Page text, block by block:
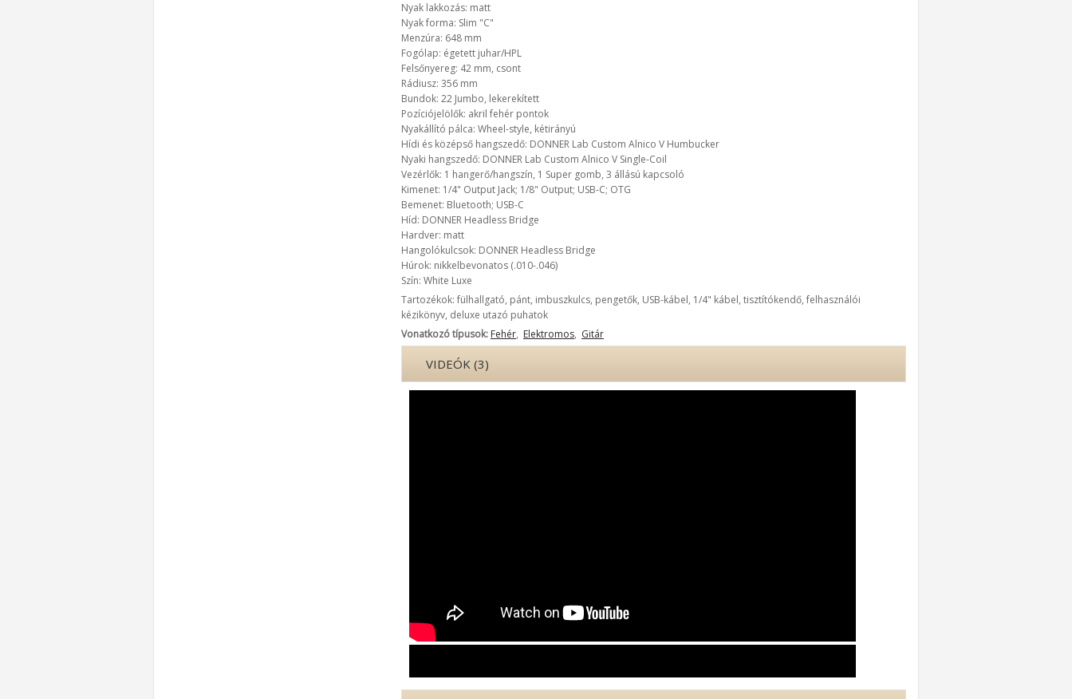
Nyak lakkozás: matt
Nyak forma: Slim "C"
Menzúra: 648 mm
Fogólap: égetett juhar/HPL
Felsőnyereg: 42 mm, csont
Rádiusz: 356 mm
Bundok: 22 Jumbo, lekerekített
Pozíciójelölők: akril fehér pontok
Nyakállító pálca: Wheel-style, kétirányú
Hídi és középső hangszedő: DONNER Lab Custom Alnico V Humbucker
Nyaki hangszedő: DONNER Lab Custom Alnico V Single-Coil
Vezérlők: 1 hangerő/hangszín, 1 Super gomb, 3 állású kapcsoló
Kimenet: 1/4" Output Jack; 1/8" Output; USB-C; OTG
Bemenet: Bluetooth; USB-C
Híd: DONNER Headless Bridge
Hardver: matt
Hangolókulcsok: DONNER Headless Bridge
Húrok: nikkelbevonatos (.010-.046)
Szín: White Luxe
Tartozékok: fülhallgató, pánt, imbuszkulcs, pengetők, USB-kábel, 1/4" kábel, tisztítókendő, felhasználói
kézikönyv, deluxe utazó puhatok
Vonatkozó típusok: Fehér, Elektromos, Gitár
VIDEÓK (3)